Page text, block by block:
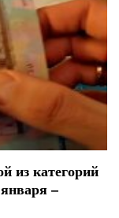
из категорий
–